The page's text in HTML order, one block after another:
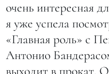
очень интересная
я уже успела
«Главная роль» с
Антонио
выходит в прокат.